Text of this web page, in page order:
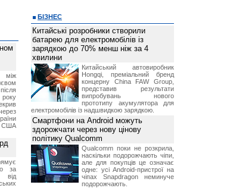
між
року
США
за
БІЗНЕС
Китайські розробники створили
батарею для електромобілів із
зарядкою до 70% менш ніж за 4
хвилини
Китайський автовиробник
Hongqi, преміальний бренд
концерну China FAW Group,
представив результати
випробувань нового
прототипу акумулятора для
електромобілів із надшвидкою зарядкою.
Смартфони на Android можуть
здорожчати через нову цінову
політику Qualcomm
Qualcomm поки не розкрила,
наскільки подорожчають чіпи,
але для покупців це означає
одне: усі Android-пристрої на
чіпах Snapdragon неминуче
подорожчають.